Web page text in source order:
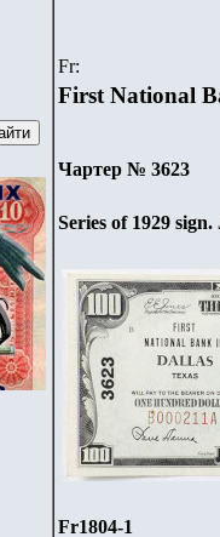
Fr:
First National
Чартер № 3623
Series of 1929 sign.
Fr1804-1